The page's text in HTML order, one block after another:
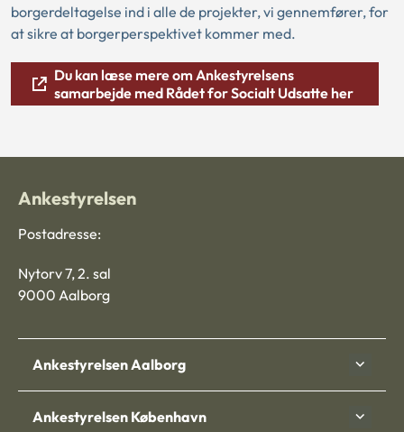
borgerdeltagelse ind i alle de projekter, vi gennemfører, for
at sikre at borgerperspektivet kommer med.
Du kan læse mere om Ankestyrelsens
samarbejde med Rådet for Socialt Udsatte her
Ankestyrelsen
Postadresse:
Nytorv 7, 2. sal
9000 Aalborg
Ankestyrelsen Aalborg
Ankestyrelsen København